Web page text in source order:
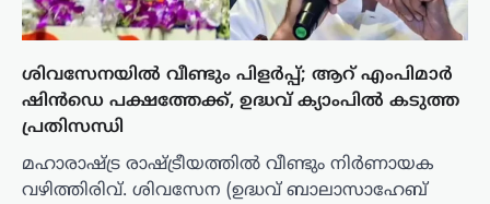
ശിവസേനയിൽ വീണ്ടും പിളർപ്പ്; ആറ് എംപിമാർ
ഷിൻഡെ പക്ഷത്തേക്ക്, ഉദ്ധവ് ക്യാംപിൽ കടുത്ത
പ്രതിസന്ധി
മഹാരാഷ്ട്ര രാഷ്ട്രീയത്തിൽ വീണ്ടും നിർണായക
വഴിത്തിരിവ്. ശിവസേന (ഉദ്ധവ് ബാലാസാഹേബ്